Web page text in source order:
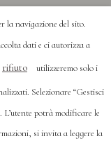
la navigazione del sito.
dati e ci autorizza a
rifiuto utilizzeremo solo i
Selezionare “Gestisci
potrà modificare le
si invita a leggere la